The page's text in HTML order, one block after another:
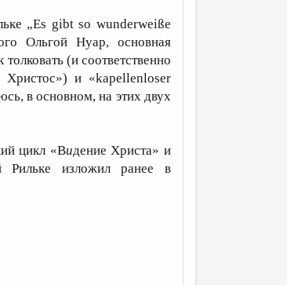
„Es gibt so wunderweiße
Ольгой Нуар, основная
(и соответственно
Христос») и «kapellenloser
в основном, на этих двух
цикл «Видение Христа» и
Рильке изложил ранее в